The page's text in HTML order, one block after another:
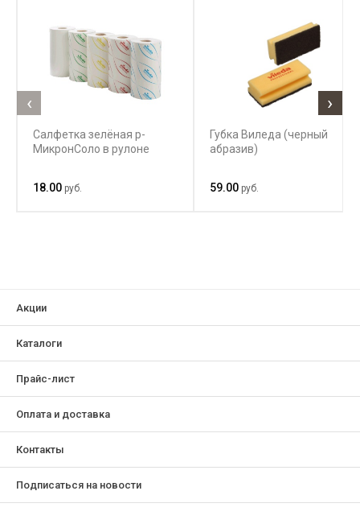
Салфетка зелёная р-
МикронСоло в рулоне
18.00 руб.
Губка Виледа (черный
абразив)
59.00 руб.
‹ ›
Акции
Каталоги
Прайс-лист
Оплата и доставка
Контакты
Подписаться на новости